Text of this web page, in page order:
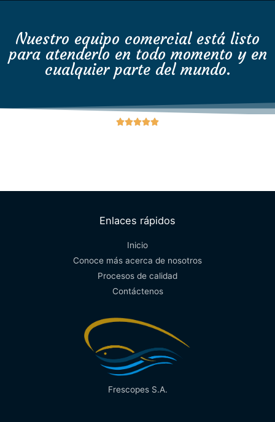
Nuestro equipo comercial está listo
para atenderlo en todo momento y en
cualquier parte del mundo.

Enlaces rápidos
Inicio
Conoce más acerca de nosotros
Procesos de calidad
Contáctenos
Frescopes S.A.